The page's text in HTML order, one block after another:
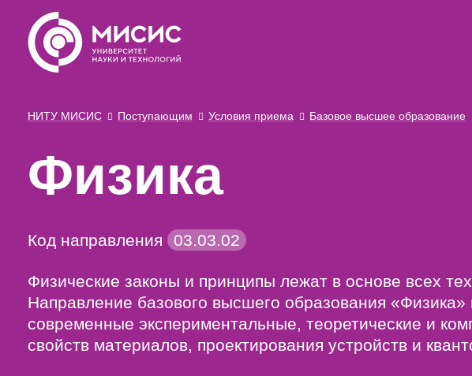
НИТУ МИСИС Поступающим Условия приема Базовое высшее образование
Физика
Код направления 03.03.02
Физические законы и принципы лежат в основе всех
Направление базового высшего образования
современные экспериментальные, теоретические и
свойств материалов, проектирования устройств и